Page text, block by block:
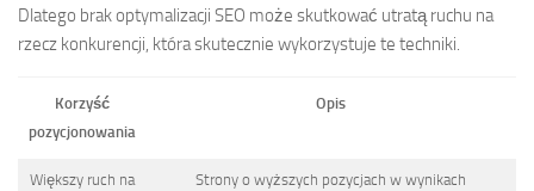
Dlatego brak optymalizacji SEO może skutkować utratą ruchu na
rzecz konkurencji, która skutecznie wykorzystuje te techniki.
Korzyść
pozycjonowania
Opis
Większy ruch na
Strony o wyższych pozycjach w wynikach